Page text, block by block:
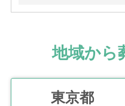
地域から
東京都